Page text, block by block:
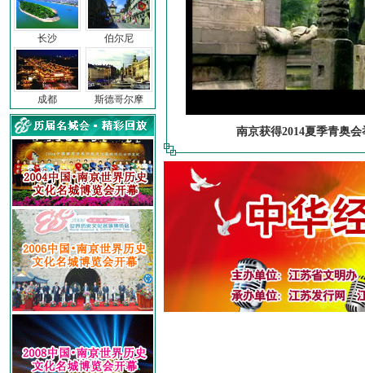
长沙
成都
伯尔尼
斯德哥尔摩
南京获得2014夏季青奥会